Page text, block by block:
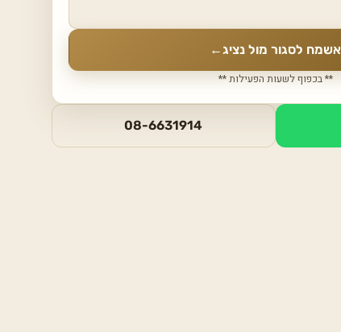
אשמח לסגור מול נציג←
** בכפוף לשעות הפעילות **
08-6631914